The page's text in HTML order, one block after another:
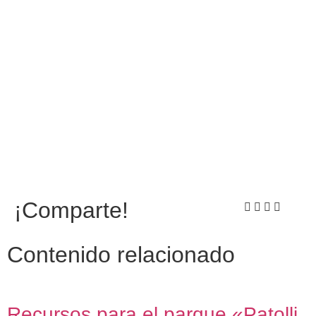
¡Comparte!
Contenido relacionado